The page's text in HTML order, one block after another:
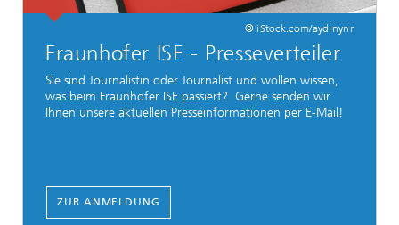
© iStock.com/aydinynr
Fraunhofer ISE - Presseverteiler
Sie sind Journalistin oder Journalist und wollen wissen,
was beim Fraunhofer ISE passiert? Gerne senden wir
Ihnen unsere aktuellen Presseinformationen per E-Mail!
ZUR ANMELDUNG